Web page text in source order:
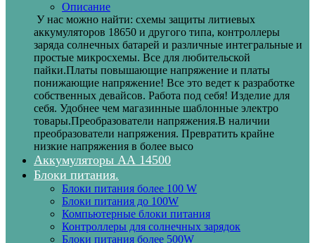
Описание
У нас можно найти: схемы защиты литиевых
аккумуляторов 18650 и другого типа, контроллеры
заряда солнечных батарей и различные интегральные и
простые микросхемы. Все для любительской
пайки.Платы повышающие напряжение и платы
понижающие напряжение! Все это ведет к разработке
собственных девайсов. Работа под себя! Изделие для
себя. Удобнее чем магазинные шаблонные электро
товары.Преобразователи напряжения.В наличии
преобразователи напряжения. Превратить крайне
низкие напряжения в более высо
Аккумуляторы АА 14500
Блоки питания.
Блоки питания более 100 W
Блоки питания до 100W
Компьютерные блоки питания
Контроллеры для солнечных зарядок
Блоки питания более 500W